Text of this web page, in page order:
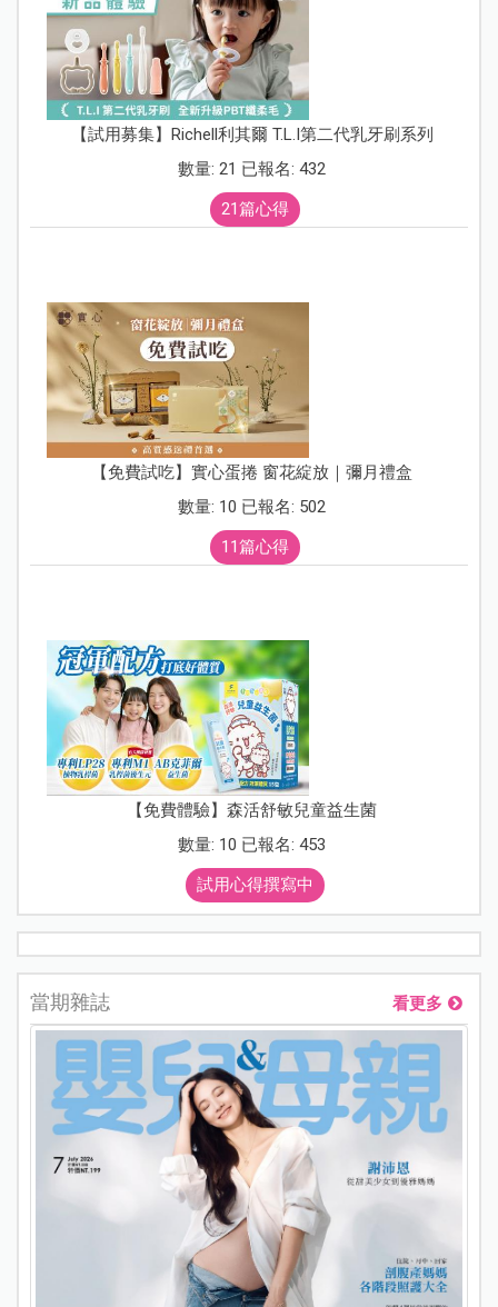
【試用募集】Richell利其爾 T.L.I第二代乳牙刷系列
數量: 21 已報名: 432
21篇心得
【免費試吃】實心蛋捲 窗花綻放｜彌月禮盒
數量: 10 已報名: 502
11篇心得
【免費體驗】森活舒敏兒童益生菌
數量: 10 已報名: 453
試用心得撰寫中
當期雜誌 看更多